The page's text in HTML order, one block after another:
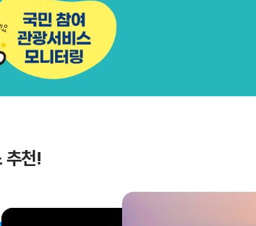
유쾌한
관광을 바
추천!